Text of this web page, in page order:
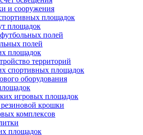
и сооружения
площадок
площадок
полей
полей
площадок
территорий
спортивных площадок
оборудования
игровых площадок
крошки
комплексов
площадок